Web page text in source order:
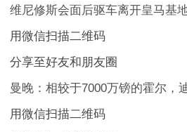
维尼修斯会面后驱车离开皇马基
用微信扫描二维码
分享至好友和朋友圈
曼晚：相较于7000万镑的霍尔，
用微信扫描二维码